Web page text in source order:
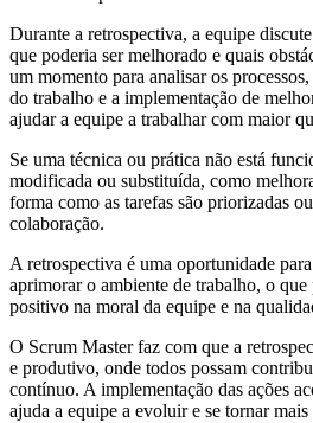
Durante a retrospectiva, a equipe
que poderia ser melhorado e quais
um momento para analisar os
do trabalho e a implementação de
ajudar a equipe a trabalhar com maior
Se uma técnica ou prática não está
modificada ou substituída, como
forma como as tarefas são priorizadas
colaboração.
A retrospectiva é uma oportunidade
aprimorar o ambiente de trabalho, o
positivo na moral da equipe e na
O Scrum Master faz com que a
e produtivo, onde todos possam
contínuo. A implementação das ações
ajuda a equipe a evoluir e se tornar